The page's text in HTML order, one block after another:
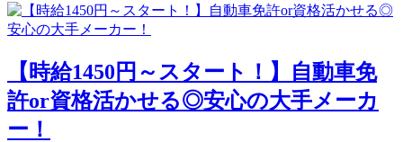
【時給1450円～スタート！】自動車免
許or資格活かせる◎安心の大手メーカ
ー！